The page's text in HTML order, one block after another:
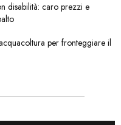
disabilità: caro prezzi e
per fronteggiare il